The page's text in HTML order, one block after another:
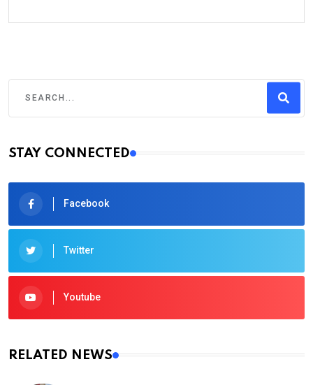
STAY CONNECTED
Facebook
Twitter
Youtube
RELATED NEWS